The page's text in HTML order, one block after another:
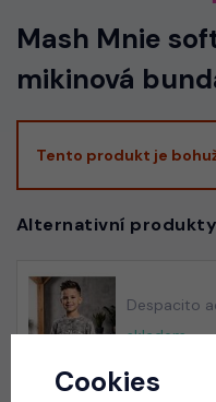
Mash Mnie
mikinová
Tento produkt je
Alternativní
Despacito
skladem
Cookies